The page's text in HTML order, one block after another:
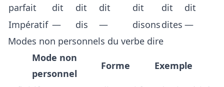
parfait
dit
dit
dit
dit
dit
dit
Impératif — dis — disonsdites —
Modes non personnels du verbe dire
Mode non
personnel
Forme Exemple